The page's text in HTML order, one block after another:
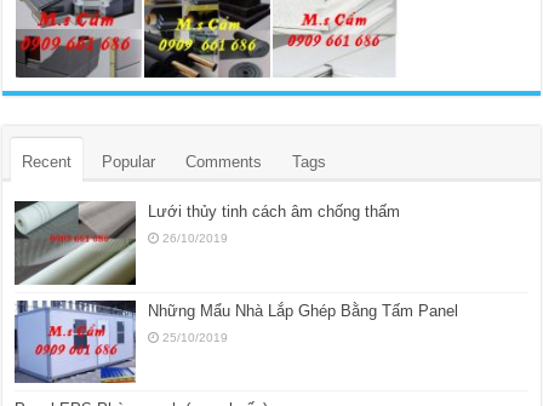
Recent Popular Comments Tags
Lưới thủy tinh cách âm chống thấm
26/10/2019
Những Mẩu Nhà Lắp Ghép Bằng Tấm Panel
25/10/2019